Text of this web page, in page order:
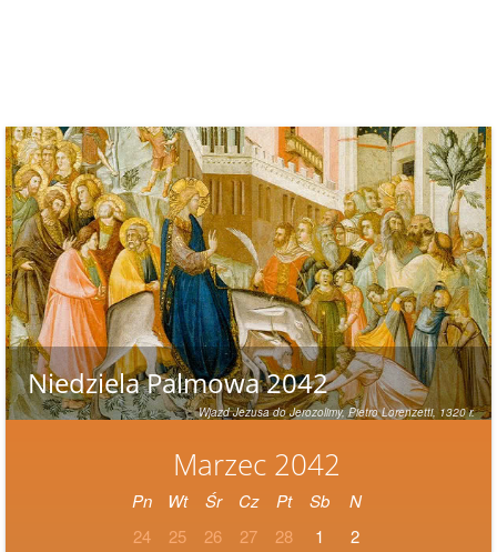
Marzec 2042
Pn Wt Śr Cz Pt Sb
N
24
25 26 27 28 1
2
Niedziela Palmowa 2042
Wjazd Jezusa do Jerozolimy,Pietro Lorenzetti, 1320 r.